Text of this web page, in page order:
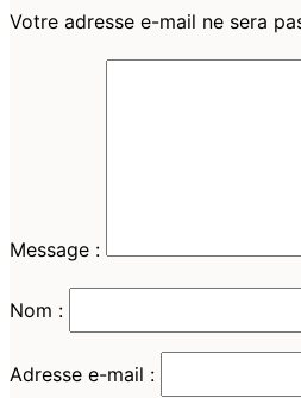
Votre adresse e-mail ne sera
Message :
Nom :
Adresse e-mail :